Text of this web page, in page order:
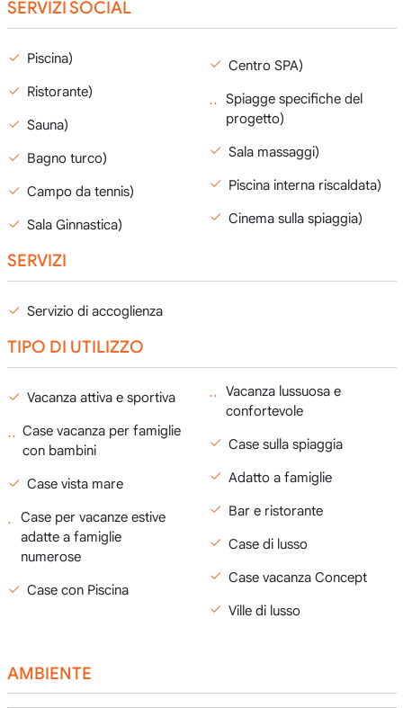
SERVIZI SOCIAL
Piscina)
Ristorante)
Sauna)
Bagno turco)
Campo da tennis)
Sala Ginnastica)
Centro SPA)
Spiagge specifiche del
progetto)
Sala massaggi)
Piscina interna riscaldata)
Cinema sulla spiaggia)
SERVIZI
Servizio di accoglienza
TIPO DI UTILIZZO
Vacanza attiva e sportiva
Case vacanza per famiglie
con bambini
Case vista mare
Case per vacanze estive
adatte a famiglie
numerose
Case con Piscina
Vacanza lussuosa e
confortevole
Case sulla spiaggia
Adatto a famiglie
Bar e ristorante
Case di lusso
Case vacanza Concept
Ville di lusso
AMBIENTE